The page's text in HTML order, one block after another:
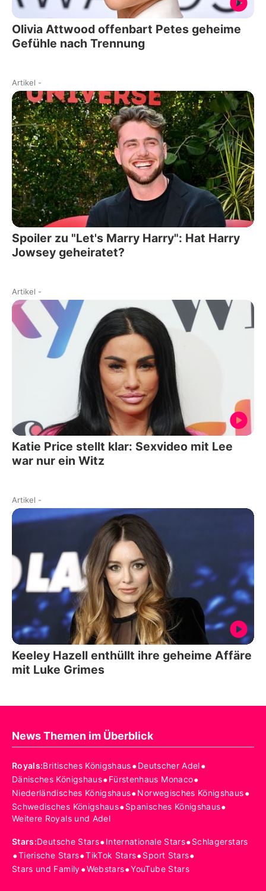
Olivia Attwood offenbart Petes geheime
Gefühle nach Trennung
Artikel -
Spoiler zu "Let's Marry Harry": Hat Harry
Jowsey geheiratet?
Artikel -
Katie Price stellt klar: Sexvideo mit Lee
war nur ein Witz
Artikel -
Keeley Hazell enthüllt ihre geheime Affäre
mit Luke Grimes
News Themen im Überblick
Royals:Britisches Königshaus•Deutscher Adel•
Dänisches Königshaus•Fürstenhaus Monaco•
Niederländisches Königshaus•Norwegisches Königshaus•
Schwedisches Königshaus•Spanisches Königshaus•
Weitere Royals und Adel
Stars:Deutsche Stars•Internationale Stars•Schlagerstars
•Tierische Stars•TikTok Stars•Sport Stars•
Stars und Family•Webstars•YouTube Stars